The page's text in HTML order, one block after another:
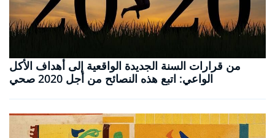
من قرارات السنة الجديدة الواقعية إلى أهداف الأكل
الواعي: اتبع هذه النصائح من أجل 2020 صحي